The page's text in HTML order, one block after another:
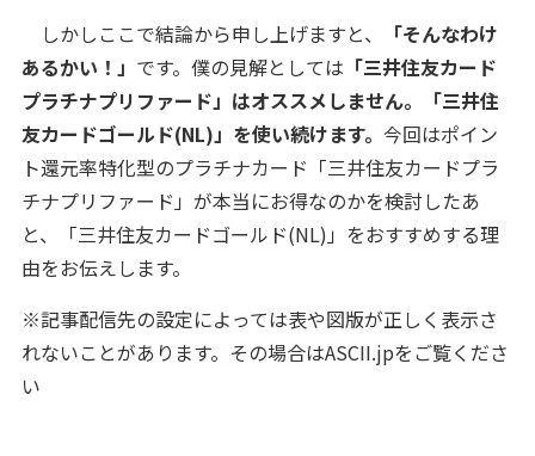
しかしここで結論から申し上げますと、
「そんなわけ
あるかい！」 です。僕の見解としては 「三井住友カード
プラチナプリファード」はオススメしません。「三井住
友カードゴールド(NL)」を使い続けます。 今回はポイン
ト還元率特化型のプラチナカード「三井住友カードプラ
チナプリファード」が本当にお得なのかを検討したあ
と、「三井住友カードゴールド(NL)」をおすすめする理
由をお伝えします。
※記事配信先の設定によっては表や図版が正しく表示さ
れないことがあります。その場合はASCII.jpをご覧くださ
い